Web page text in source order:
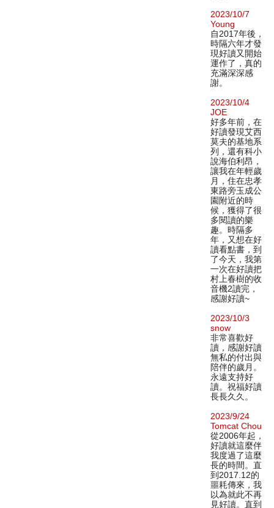
2023/10/7
Young
自2017年後，
時隔六年才發
現好讀又開始
運作了，真的
充滿深深感
謝。
2023/10/4
JOE
好多年前，在
好讀發現艾西
莫夫的基地系
列，還有科小
說海伯利昂，
讓我在年輕歲
月，住在忠孝
東路旁玉成公
園附近的時
候，獲得了很
多閱讀的樂
趣。時隔多
年，又想在好
讀看點書，到
了今天，我第
一次在好讀把
村上春樹的收
音機2讀完，
感謝好讀~
2023/10/3
snow
非常喜歡好
讀，感謝好讀
無私的付出與
陪伴的歲月。
永遠支持好
讀。祝福好讀
長長久久。
2023/9/24
Tomcat Chou
從2006年起，
好讀就這麼伴
我度過了這麼
長的時間。直
到2017.12的
噩耗傳來，我
以為就此不再
見好讀。直到